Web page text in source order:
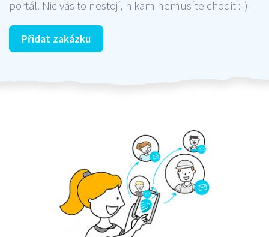
portál. Nic vás to nestojí, nikam nemusíte chodit :-)
Přidat zakázku